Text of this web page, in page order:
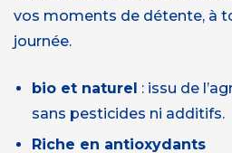
vos moments de détente, à
journée.
bio et naturel : issu de
sans pesticides ni additifs.
Riche en antioxydants